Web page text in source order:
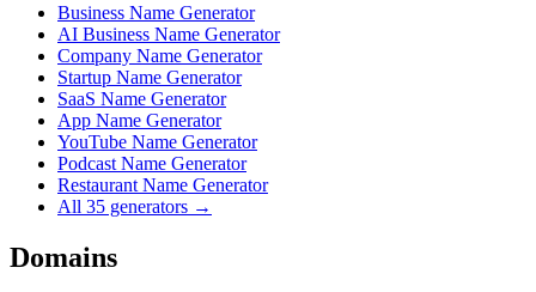
Business Name Generator
AI Business Name Generator
Company Name Generator
Startup Name Generator
SaaS Name Generator
App Name Generator
YouTube Name Generator
Podcast Name Generator
Restaurant Name Generator
All 35 generators →
Domains